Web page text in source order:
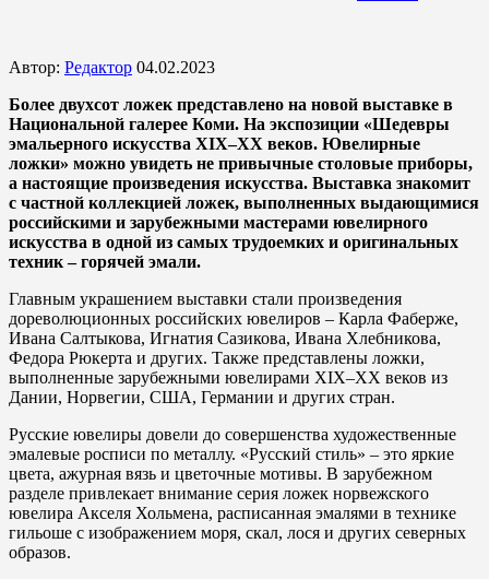
Автор: Редактор 04.02.2023
Более двухсот ложек представлено на новой выставке в
Национальной галерее Коми. На экспозиции «Шедевры
эмальерного искусства XIX–XX веков. Ювелирные
ложки» можно увидеть не привычные столовые приборы,
а настоящие произведения искусства. Выставка знакомит
с частной коллекцией ложек, выполненных выдающимися
российскими и зарубежными мастерами ювелирного
искусства в одной из самых трудоемких и оригинальных
техник – горячей эмали.
Главным украшением выставки стали произведения
дореволюционных российских ювелиров – Карла Фаберже,
Ивана Салтыкова, Игнатия Сазикова, Ивана Хлебникова,
Федора Рюкерта и других. Также представлены ложки,
выполненные зарубежными ювелирами ХIХ–XX веков из
Дании, Норвегии, США, Германии и других стран.
Русские ювелиры довели до совершенства художественные
эмалевые росписи по металлу. «Русский стиль» – это яркие
цвета, ажурная вязь и цветочные мотивы. В зарубежном
разделе привлекает внимание серия ложек норвежского
ювелира Акселя Хольмена, расписанная эмалями в технике
гильоше с изображением моря, скал, лося и других северных
образов.